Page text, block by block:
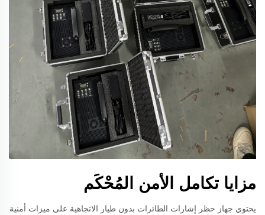
مزايا تكامل الأمن المُحْكَم
يحتوي جهاز حظر إشارات الطائرات بدون طيار الاتجاهية على ميزات أمنية